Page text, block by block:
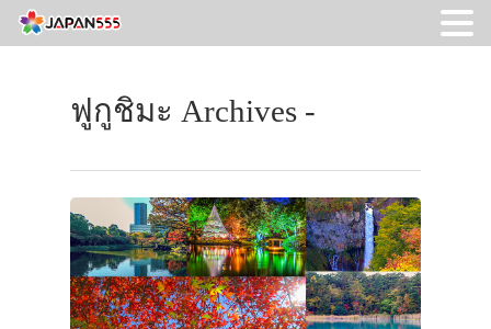
ฟูกูชิมะ Archives -